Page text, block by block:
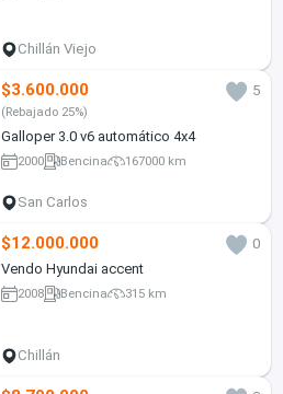
Chillán Viejo
$3.600.000 5
(Rebajado 25%)
Galloper 3.0 v6 automático 4x4
2000 Bencina 167000 km
San Carlos
$12.000.000
0
Vendo Hyundai accent
2008 Bencina 315 km
Chillán